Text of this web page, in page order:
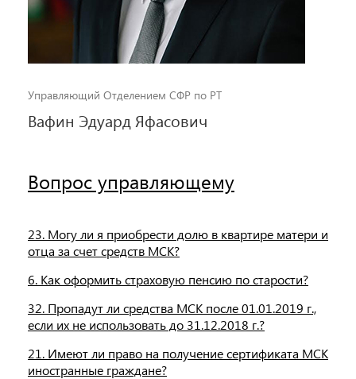
Управляющий Отделением СФР по РТ
Вафин Эдуард Яфасович
Вопрос управляющему
23. Могу ли я приобрести долю в квартире матери и
отца за счет средств МСК?
6. Как оформить страховую пенсию по старости?
32. Пропадут ли средства МСК после 01.01.2019 г.,
если их не использовать до 31.12.2018 г.?
21. Имеют ли право на получение сертификата МСК
иностранные граждане?